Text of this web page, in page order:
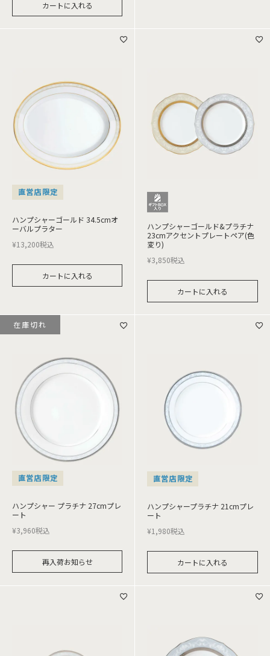
カートに入れる
直営店限定
ハンプシャーゴールド 34.5cmオ
ーバルプラター
¥13,200税込
カートに入れる
ハンプシャーゴールド&プラチナ
23cmアクセントプレートペア(色
変り)
¥3,850税込
カートに入れる
直営店限定
ハンプシャー プラチナ 27cmプレ
ート
¥3,960税込
再入荷お知らせ
在庫切れ
直営店限定
ハンプシャープラチナ 21cmプレ
ート
¥1,980税込
カートに入れる